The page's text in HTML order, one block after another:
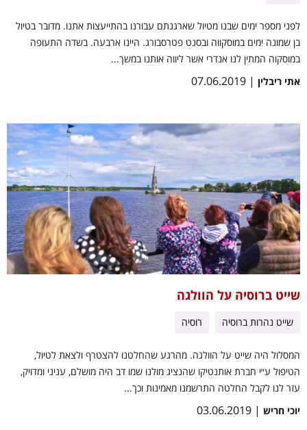
לפני מספר ימים שבנו מטיול שארגנתם עבורנו בהתייעצות אתנו. מדובר בטיול
בן שמונה ימים במוסקווה ובסנט פטרסבורג. היינו ארבעה. בשדה התעופה
במוסקוה המתין לנו אנדרי אשר ליווה אותנו במשך...
אתי ריבלין | 07.06.2019
שייט ברוסיה על הוולגה
שייט נהרות ברוסיה רוסיה
המסלול היה שייט על הוולגה. מהרגע שהחלטנו להצטרף ולצאת לטיול,
הטיפול ע״י חברת אותנטיקו שהנציג מולנו שמו דב היה מושלם, עניני ומדויק,
עזר לנו לקבל החלטה התרשמנו מאמינות וכך...
יוכי חריש | 03.06.2019